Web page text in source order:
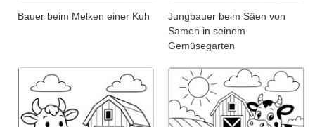
Bauer beim Melken einer Kuh
Jungbauer beim Säen von
Samen in seinem
Gemüsegarten